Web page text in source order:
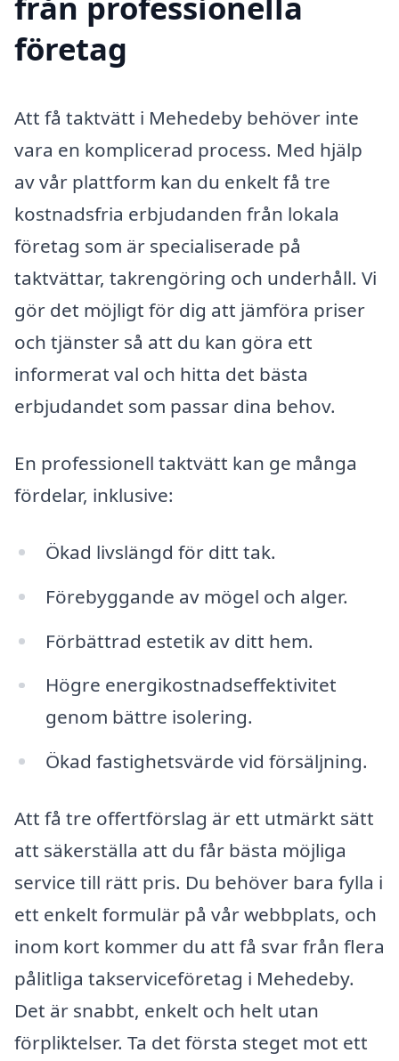
företag
Att få taktvätt i Mehedeby behöver inte
vara en komplicerad process. Med hjälp
av vår plattform kan du enkelt få tre
kostnadsfria erbjudanden från lokala
företag som är specialiserade på
taktvättar, takrengöring och underhåll. Vi
gör det möjligt för dig att jämföra priser
och tjänster så att du kan göra ett
informerat val och hitta det bästa
erbjudandet som passar dina behov.
En professionell taktvätt kan ge många
fördelar, inklusive:
Ökad livslängd för ditt tak.
Förebyggande av mögel och alger.
Förbättrad estetik av ditt hem.
Högre energikostnadseffektivitet
genom bättre isolering.
Ökad fastighetsvärde vid försäljning.
Att få tre offertförslag är ett utmärkt sätt
att säkerställa att du får bästa möjliga
service till rätt pris. Du behöver bara fylla i
ett enkelt formulär på vår webbplats, och
inom kort kommer du att få svar från flera
pålitliga takserviceföretag i Mehedeby.
Det är snabbt, enkelt och helt utan
förpliktelser. Ta det första steget mot ett